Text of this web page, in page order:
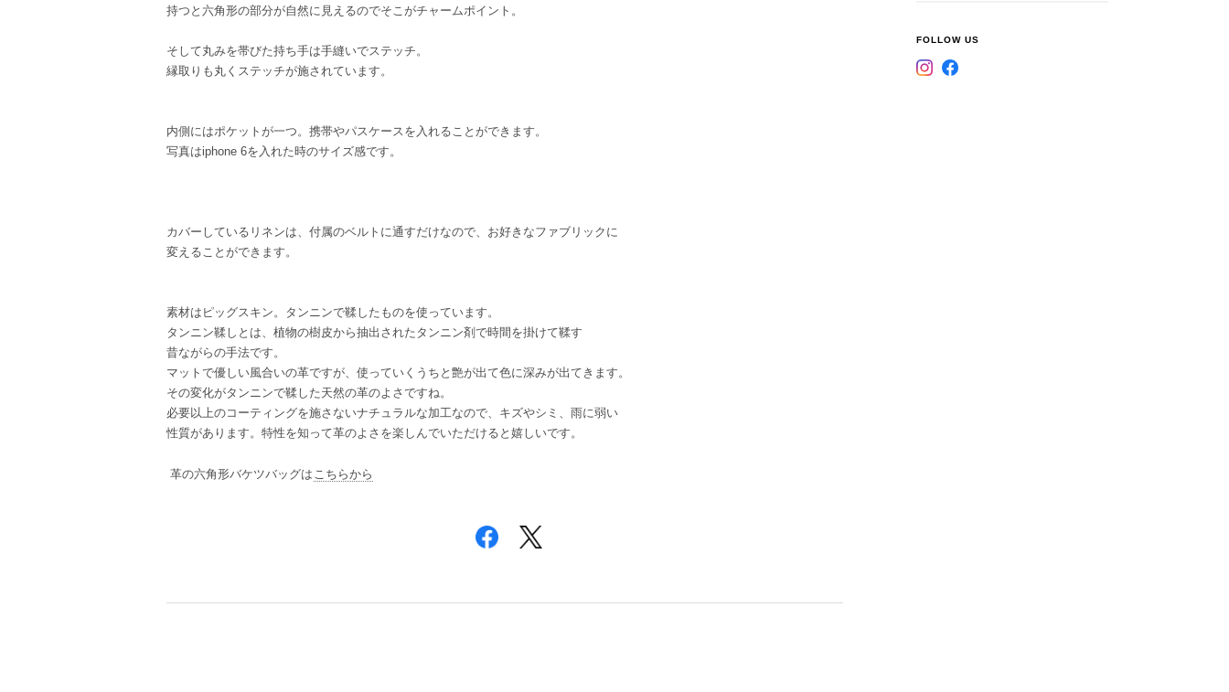
持つと六角形の部分が自然に見えるのでそこがチャームポイント。
そして丸みを帯びた持ち手は手縫いでステッチ。
縁取りも丸くステッチが施されています。
内側にはポケットが一つ。携帯やパスケースを入れることができます。
写真はiphone 6を入れた時のサイズ感です。
カバーしているリネンは、付属のベルトに通すだけなので、お好きなファブリックに
変えることができます。
素材はピッグスキン。タンニンで鞣したものを使っています。
タンニン鞣しとは、植物の樹皮から抽出されたタンニン剤で時間を掛けて鞣す
昔ながらの手法です。
マットで優しい風合いの革ですが、使っていくうちと艶が出て色に深みが出てきます。
その変化がタンニンで鞣した天然の革のよさですね。
必要以上のコーティングを施さないナチュラルな加工なので、キズやシミ、雨に弱い
性質があります。特性を知って革のよさを楽しんでいただけると嬉しいです。
革の六角形バケツバッグは こちらから
FOLLOW US